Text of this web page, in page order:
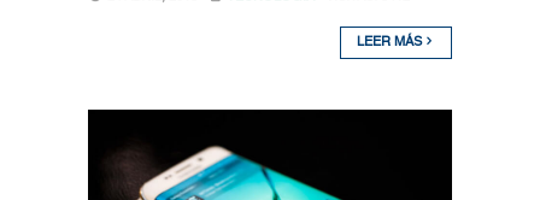
LEER MÁS